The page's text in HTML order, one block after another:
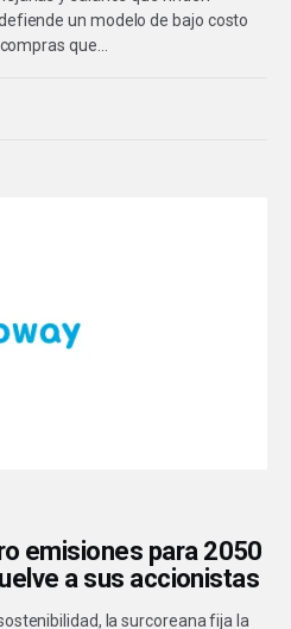
un modelo de bajo costo
que…
emisiones para 2050
a sus accionistas
la surcoreana fija la